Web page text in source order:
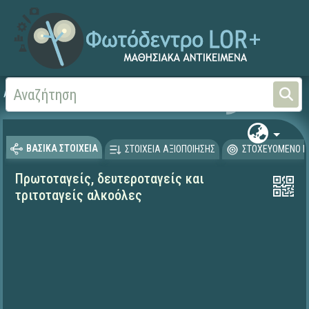
Αρχική Φυσικές Επιστήμες -
ΒΑΣΙΚΑ ΣΤΟΙΧΕΙΑ ΣΤΟΙΧΕΙΑ ΑΞΙΟΠΟΙΗΣΗΣ ΣΤΟΧΕΥΟΜΕΝΟ
Πρωτοταγείς, δευτεροταγείς και
τριτοταγείς αλκοόλες